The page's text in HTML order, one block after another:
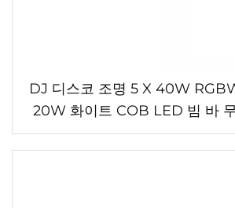
DJ 디스코 조명 5 X 40W
20W 화이트 COB LED 빔 바
KTV 음악 공연용